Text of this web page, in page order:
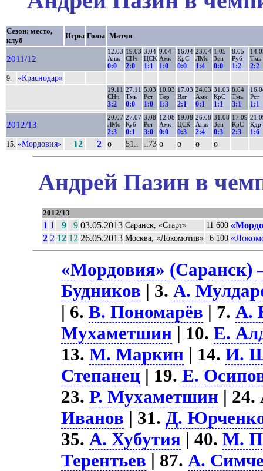
Сезон: место,
клуб
Игры Голы Матчи
2011/12
12.03
Анж
0:0
19.03
СНч
2:0
3.04
ЦСК
1:1
9.04
Амк
1:0
16.04
КрС
0:0
23.04
ЛМо
1:4
1.05
Зен
0:0
8.05
Руб
1:2
Тмь
2:2
9. «Краснодар»
19.11
СНч
3:2
27.11
Тмь
0:0
5.03
Рст
1:0
10.03
Тер
1:3
17.03
Влг
2:1
24.03
Амк
0:1
31.03
КрС
1:1
8.04
Тмь
3:1
Рст
1:1
2012/13
20.07
ЛМо
2:3
27.07
Куб
0:1
3.08
Рст
3:0
12.08
Амк
0:0
19.08
ЦСК
0:3
26.08
Анж
2:4
31.08
Зен
0:3
17.09
КрС
2:3
Кдр
1:6
15. «Мордовия» 12 2 о 51.. ..73 о о о о
Андрей Пазин в
2012/13
1 1 9 9 03.05.2013 Саранск, «Старт» 11 600
2 2 12 12 26.05.2013 Москва, «Локомотив» 6 100
«Мордовия» (Саранск)
Будников | 3.А.
| 6.В. Пономарёв | 7.А.
Мухаметшин | 10.Е.
13.М. Маркин | 14.И.
Степанец | 19.Е.
23.Р. Мухаметшин |
Иванов | 31.Д.
35.А. Хубутия | 40.М.
Терентьев | 87.А.